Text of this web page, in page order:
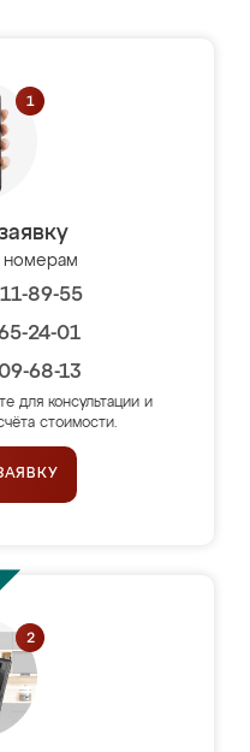
номерам
89-55
24-01
68-13
для консультации и
стоимости.